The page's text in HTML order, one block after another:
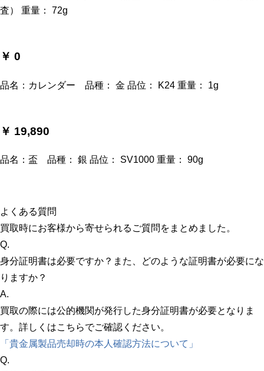
査） 重量： 72g
￥ 0
品名：カレンダー 品種： 金 品位： K24 重量： 1g
￥ 19,890
品名：盃 品種： 銀 品位： SV1000 重量： 90g
よくある質問
買取時にお客様から寄せられるご質問をまとめました。
Q.
身分証明書は必要ですか？また、どのような証明書が必要にな
りますか？
A.
買取の際には公的機関が発行した身分証明書が必要となりま
す。詳しくはこちらでご確認ください。
「貴金属製品売却時の本人確認方法について」
Q.